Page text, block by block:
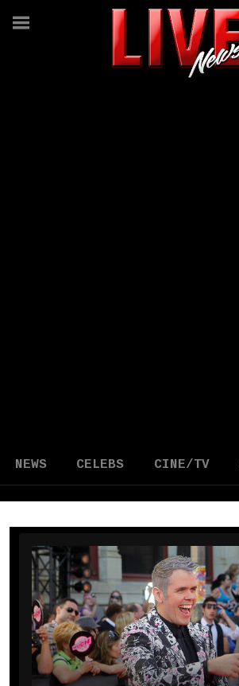
NEWS CELEBS CINE/TV